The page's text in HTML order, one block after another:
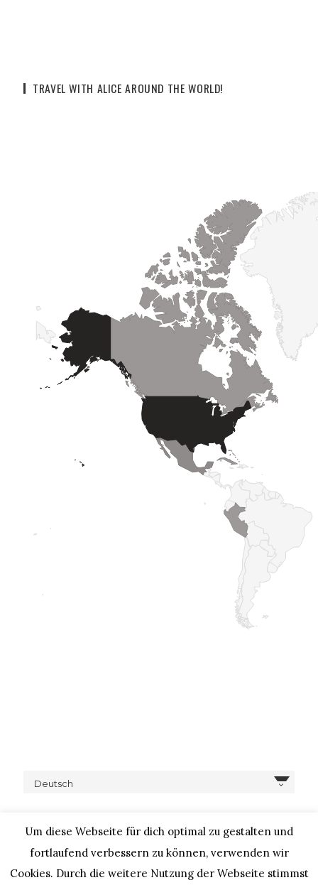
TRAVEL WITH ALICE AROUND THE WORLD!
Deutsch
COPYRIGHT © 2020 – IHEARTALICE.COM / TRAVEL,
Um diese Webseite für dich optimal zu gestalten und
fortlaufend verbessern zu können, verwenden wir
Cookies. Durch die weitere Nutzung der Webseite stimmst